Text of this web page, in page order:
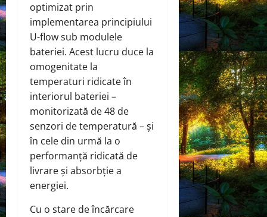
optimizat prin
implementarea principiului
U-flow sub modulele
bateriei. Acest lucru duce la
omogenitate la
temperaturi ridicate în
interiorul bateriei –
monitorizată de 48 de
senzori de temperatură – și
în cele din urmă la o
performanță ridicată de
livrare și absorbție a
energiei.
Cu o stare de încărcare